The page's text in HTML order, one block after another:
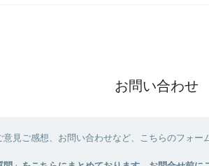
お問い合わせ
意見ご感想、お問い合わせなど、こちらのフォー